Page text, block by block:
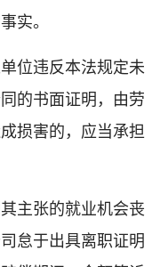
实。
位违反本法规定未
的书面证明，由劳
损害的，应当承担
主张的就业机会丧
怠于出具离职证明